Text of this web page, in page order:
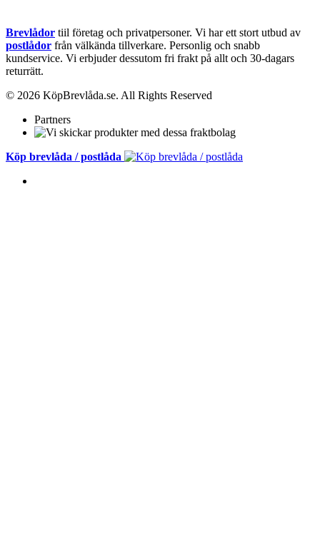
Brevlådor tiil företag och privatpersoner. Vi har ett stort utbud av
postlådor från välkända tillverkare. Personlig och snabb
kundservice. Vi erbjuder dessutom fri frakt på allt och 30-dagars
returrätt.
© 2026 KöpBrevlåda.se. All Rights Reserved
Partners
Köp brevlåda / postlåda